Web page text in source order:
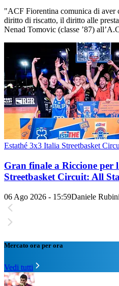
"ACF Fiorentina comunica di aver
diritto di riscatto, il diritto alle
Nenad Tomovic (classe ’87)
Estathé 3x3 Italia Streetbasket
Gran finale a Riccione per
Streetbasket Circuit: All
06 Ago 2026 - 15:59Daniele Rubini
Mercato ora per ora
Vedi tutti